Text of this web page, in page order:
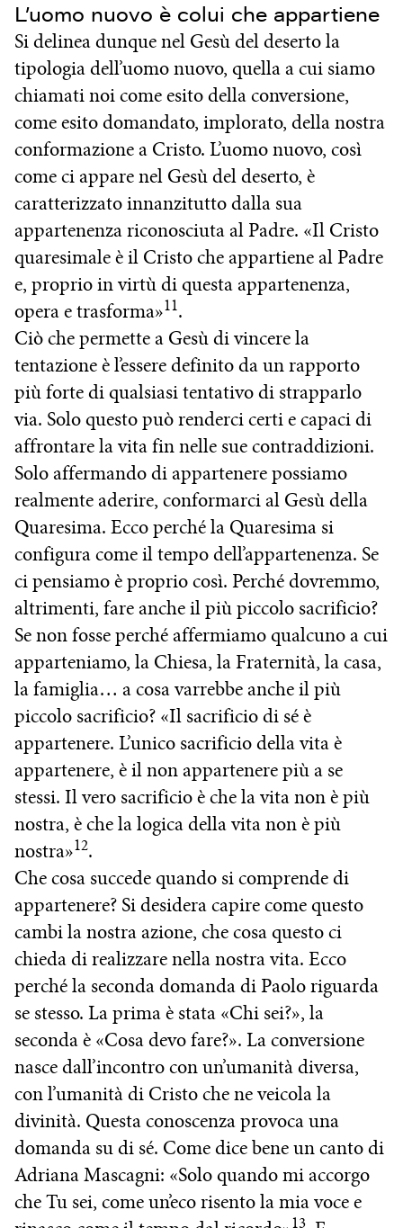
L’uomo nuovo è colui che appartiene
Si delinea dunque nel Gesù del deserto la
tipologia dell’uomo nuovo, quella a cui siamo
chiamati noi come esito della conversione,
come esito domandato, implorato, della nostra
conformazione a Cristo. L’uomo nuovo, così
come ci appare nel Gesù del deserto, è
caratterizzato innanzitutto dalla sua
appartenenza riconosciuta al Padre. «Il Cristo
quaresimale è il Cristo che appartiene al Padre
e, proprio in virtù di questa appartenenza,
opera e trasforma»11.
Ciò che permette a Gesù di vincere la
tentazione è l’essere definito da un rapporto
più forte di qualsiasi tentativo di strapparlo
via. Solo questo può renderci certi e capaci di
affrontare la vita fin nelle sue contraddizioni.
Solo affermando di appartenere possiamo
realmente aderire, conformarci al Gesù della
Quaresima. Ecco perché la Quaresima si
configura come il tempo dell’appartenenza. Se
ci pensiamo è proprio così. Perché dovremmo,
altrimenti, fare anche il più piccolo sacrificio?
Se non fosse perché affermiamo qualcuno a cui
apparteniamo, la Chiesa, la Fraternità, la casa,
la famiglia… a cosa varrebbe anche il più
piccolo sacrificio? «Il sacrificio di sé è
appartenere. L’unico sacrificio della vita è
appartenere, è il non appartenere più a se
stessi. Il vero sacrificio è che la vita non è più
nostra, è che la logica della vita non è più
nostra»12.
Che cosa succede quando si comprende di
appartenere? Si desidera capire come questo
cambi la nostra azione, che cosa questo ci
chieda di realizzare nella nostra vita. Ecco
perché la seconda domanda di Paolo riguarda
se stesso. La prima è stata «Chi sei?», la
seconda è «Cosa devo fare?». La conversione
nasce dall’incontro con un’umanità diversa,
con l’umanità di Cristo che ne veicola la
divinità. Questa conoscenza provoca una
domanda su di sé. Come dice bene un canto di
Adriana Mascagni: «Solo quando mi accorgo
che Tu sei, come un’eco risento la mia voce e
13